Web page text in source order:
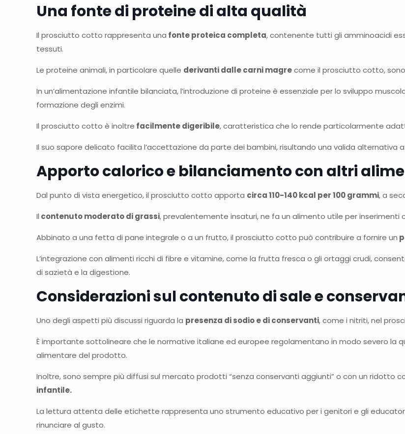
Una fonte di proteine di alta qualità
Il prosciutto cotto rappresenta una fonte proteica completa, contenente tutti gli amminoacidi
tessuti.
Le proteine animali, in particolare quelle derivanti dalle carni magrecome il prosciutto cotto,
In un’alimentazione infantile bilanciata, l’introduzione di proteine è essenziale per lo sviluppo
formazione degli enzimi.
Il prosciutto cotto è inoltre facilmente digeribile, caratteristica che lo rende particolarmente
Il suo sapore delicato facilita l’accettazione da parte dei bambini, risultando una valida alternativa
Apporto calorico e bilanciamento con altri
Dal punto di vista energetico, il prosciutto cotto apporta circa 110-140 kcal per 100 grammi, a
Il contenuto moderato di grassi, prevalentemente insaturi, ne fa un alimento utile per
Abbinato a una fetta di pane integrale o a un frutto, il prosciutto cotto può contribuire a fornire un
L’integrazione con alimenti ricchi di fibre e vitamine, come la frutta fresca o gli ortaggi crudi,
di sazietà e la digestione.
Considerazioni sul contenuto di sale e
Uno degli aspetti più discussi riguarda la presenza di sodio e di conservanti, come i nitriti, nel
È importante sottolineare che le normative italiane ed europee regolamentano in modo severo la
alimentare del prodotto.
Inoltre, sono sempre più diffusi sul mercato prodotti “senza conservanti aggiunti” o con un ridotto
infantile.
La lettura attenta delle etichette rappresenta uno strumento educativo per i genitori e gli
rinunciare al gusto.